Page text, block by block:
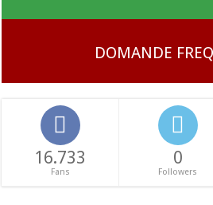
DOMANDE
16.733
Fans
0
Followers